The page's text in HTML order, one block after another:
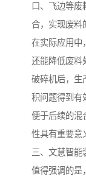
口、飞边等
合，实现废料
在实际应用中
还能降低废料
破碎机后，生
积问题得到有
便于后续的混
性具有重要意
三、文慧智能
值得强调的是